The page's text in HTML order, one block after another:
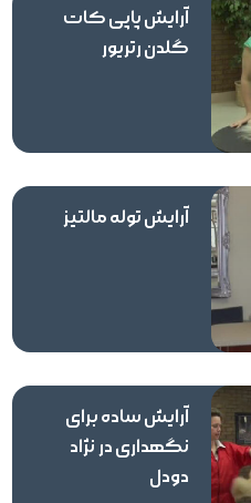
آرایش پاپی کات
گلدن رتریور
آرایش توله مالتیز
آرایش ساده برای
نگهداری در نژاد
دودل